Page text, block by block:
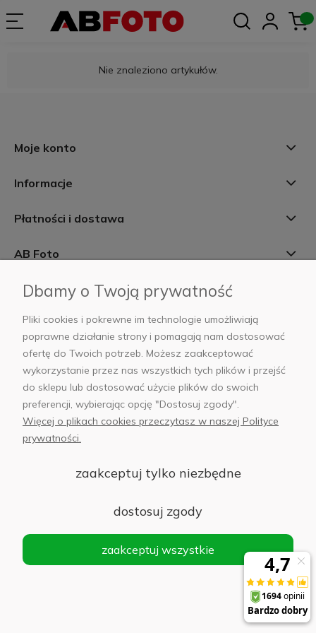
Nie znaleziono artykułów.
Moje konto
Informacje
Płatności i dostawa
AB Foto
sklep@abfoto.pl
+48 797 971 275
Sp. z o.o.
1132646403 KRS nr 0000271999
realizacja imodules
Dbamy o Twoją prywatność
Pliki cookies i pokrewne im technologie umożliwiają
poprawne działanie strony i pomagają nam dostosować
ofertę do Twoich potrzeb. Możesz zaakceptować
wykorzystanie przez nas wszystkich tych plików i przejść
do sklepu lub dostosować użycie plików do swoich
preferencji, wybierając opcję "Dostosuj zgody".
Więcej o plikach cookies przeczytasz w naszej Polityce
prywatności.
zaakceptuj tylko niezbędne
dostosuj zgody
zaakceptuj wszystkie